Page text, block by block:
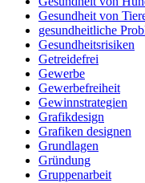
Gesundheit von
gesundheitliche
Gesundheitsrisiken
Getreidefrei
Gewerbe
Gewerbefreiheit
Gewinnstrategien
Grafikdesign
Grafiken designen
Grundlagen
Gründung
Gruppenarbeit